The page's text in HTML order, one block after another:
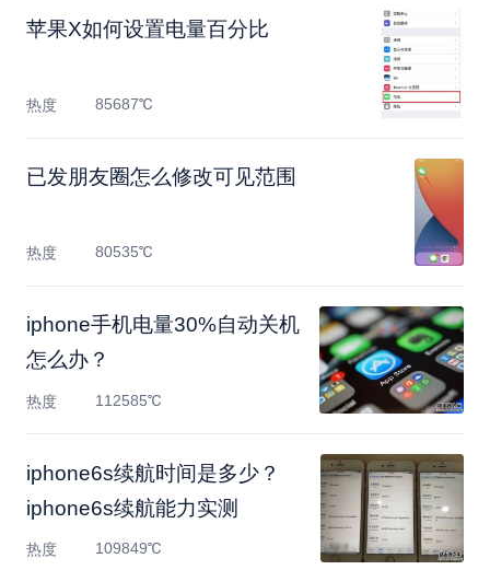
苹果X如何设置电量百分比
热度 85687℃
已发朋友圈怎么修改可见范围
热度 80535℃
iphone手机电量30%自动关机
怎么办？
热度 112585℃
iphone6s续航时间是多少？
iphone6s续航能力实测
热度 109849℃